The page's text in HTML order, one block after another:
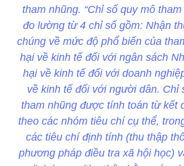
tham nhũng. “Chỉ số quy mô
đo lường từ 4 chỉ số gồm: Nhận
chúng về mức độ phổ biến của
hại về kinh tế đối với ngân sách
hại về kinh tế đối với doanh
về kinh tế đối với người dân. Chỉ
tham nhũng được tính toán từ kết
theo các nhóm tiêu chí cụ thể,
các tiêu chí định tính (thu thập
phương pháp điều tra xã hội học)